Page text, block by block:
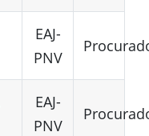
EAJ-
PNV
EAJ-
PNV